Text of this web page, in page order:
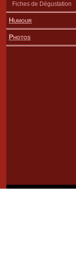
Fiches de Dégustation
Humour
Photos